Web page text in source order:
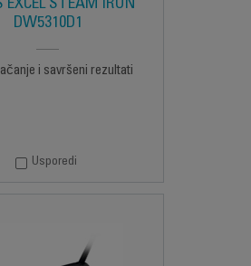
EXCEL STEAM IRON
DW5310D1
i savršeni rezultati
Usporedi